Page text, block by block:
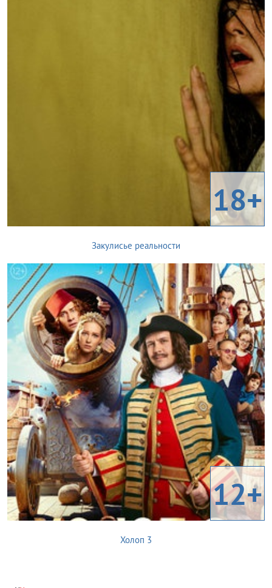
18+
Закулисье реальности
12+
Холоп 3